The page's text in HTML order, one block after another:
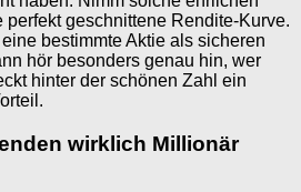
perfekt geschnittene Rendite-Kurve.
bestimmte Aktie als sicheren
hör besonders genau hin, wer
hinter der schönen Zahl ein
wirklich Millionär